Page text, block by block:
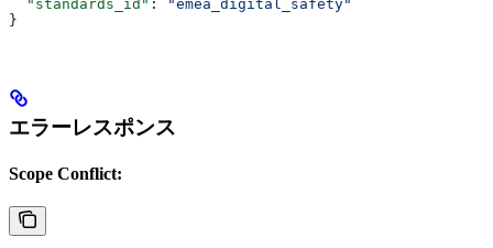
  "standards_id"
:
"emea_digital_safety"
}
エラーレスポンス
Scope Conflict: